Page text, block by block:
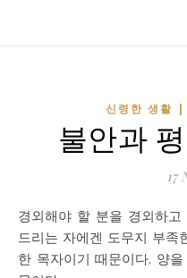
신령한 생활
불안과
17
경외해야 할 분을 경외하고 전부를 드려야 할 분에게 전부를
드리는 자에겐 도무지 부족
한 목자이기 때문이다. 양